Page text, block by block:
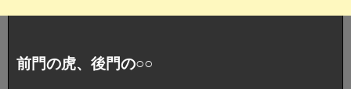
前門の虎、後門の○○